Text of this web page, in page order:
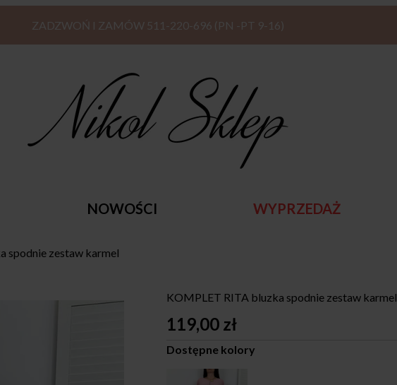
ZADZWOŃ I ZAMÓW 511-220-696 (PN -PT 9-16)
NOWOŚCI WYPRZEDAŻ
spodnie zestaw karmel
KOMPLET RITA bluzka spodnie zestaw karmel
119,00 zł
Dostępne kolory